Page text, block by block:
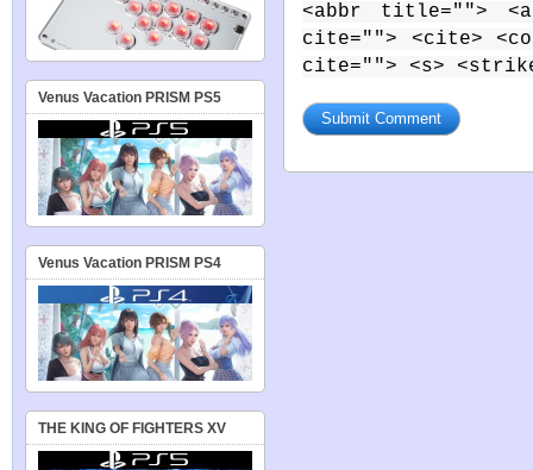
<abbr title="">
cite=""> <cite>
cite=""> <s>
Venus Vacation PRISM PS5
Venus Vacation PRISM PS4
THE KING OF FIGHTERS XV